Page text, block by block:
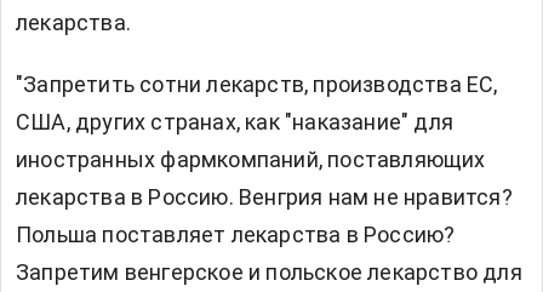
лекарства.
"Запретить сотни лекарств, производства ЕС,
США, других странах, как "наказание" для
иностранных фармкомпаний, поставляющих
лекарства в Россию. Венгрия нам не нравится?
Польша поставляет лекарства в Россию?
Запретим венгерское и польское лекарство для